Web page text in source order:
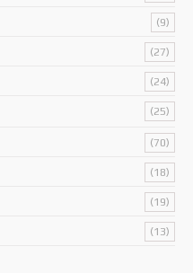
(9)
(27)
(24)
(25)
(70)
(18)
(19)
(13)